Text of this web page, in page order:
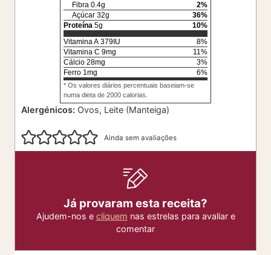
Fibra 0.4g 2%
Açúcar 32g 36%
Proteína 5g 10%
Vitamina A 379 IU 8%
Vitamina C 9mg 11%
Cálcio 28mg 3%
Ferro 1mg 6%
* Os valores diários percentuais baseiam-se
numa dieta de 2000 calorias.
Alergénicos: Ovos, Leite (Manteiga)
Ainda sem avaliações
Já provaram esta receita?
Ajudem-nos e cliquem nas estrelas para avaliar e
comentar